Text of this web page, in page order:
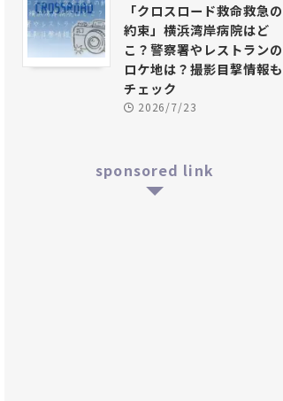
「クロスロード救命救急の
約束」横浜湾岸病院はど
こ？警察署やレストランの
ロケ地は？撮影目撃情報も
チェック
2026/7/23
sponsored link